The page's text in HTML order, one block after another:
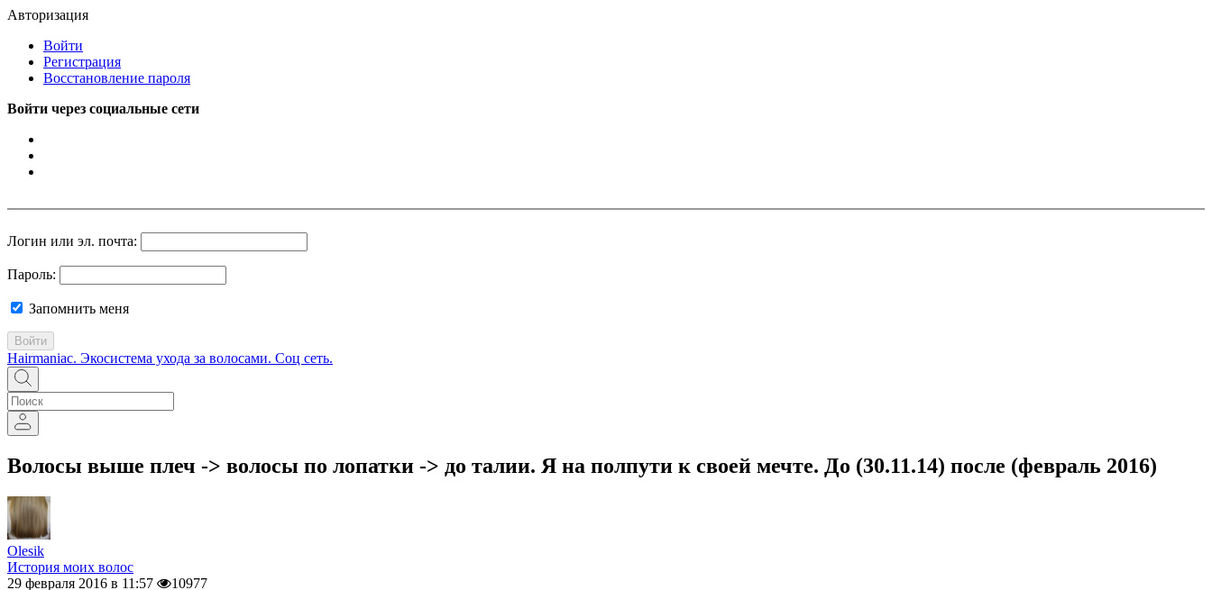
Авторизация
Войти
Регистрация
Восстановление пароля
Войти через социальные сети
Логин или эл. почта:
Пароль:
Запомнить меня
Войти
Hairmaniac. Экосистема ухода за волосами. Соц сеть.
Волосы выше плеч -> волосы по лопатки -> до талии. Я на полпути к своей мечте. До (30.11.14) после (февраль 2016)
Olesik
История моих волос
29 февраля 2016 в 11:57
10977